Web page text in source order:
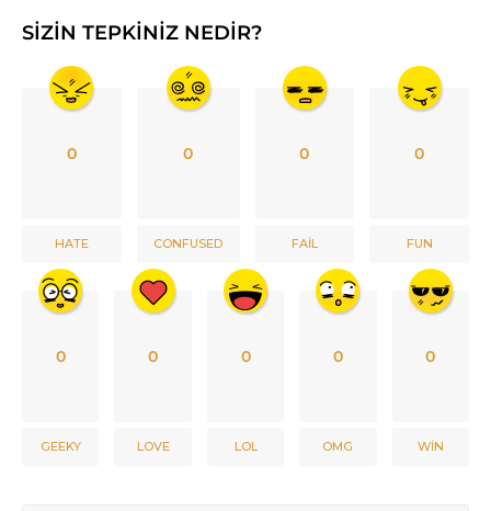
SIZIN TEPKINIZ NEDIR?
0
HATE
0
CONFUSED
0
FAIL
0
FUN
0
GEEKY
0
LOVE
0
LOL
0
OMG
0
WIN